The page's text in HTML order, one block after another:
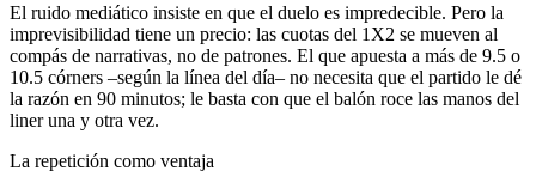
El ruido mediático insiste en que el duelo es impredecible. Pero la
imprevisibilidad tiene un precio: las cuotas del 1X2 se mueven al
compás de narrativas, no de patrones. El que apuesta a más de 9.5 o
10.5 córners –según la línea del día– no necesita que el partido le dé
la razón en 90 minutos; le basta con que el balón roce las manos del
liner una y otra vez.
La repetición como ventaja